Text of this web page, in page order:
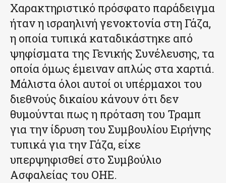
Χαρακτηριστικό πρόσφατο παράδειγμα
ήταν η ισραηλινή γενοκτονία στη Γάζα,
η οποία τυπικά καταδικάστηκε από
ψηφίσματα της Γενικής Συνέλευσης, τα
οποία όμως έμειναν απλώς στα χαρτιά.
Μάλιστα όλοι αυτοί οι υπέρμαχοι του
διεθνούς δικαίου κάνουν ότι δεν
θυμούνται πως η πρόταση του Τραμπ
για την ίδρυση του Συμβουλίου Ειρήνης
τυπικά για την Γάζα, είχε
υπερψηφισθεί στο Συμβούλιο
Ασφαλείας του ΟΗΕ.